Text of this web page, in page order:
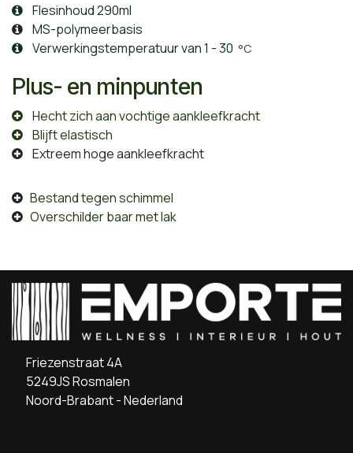
Flesinhoud 290ml
MS-polymeerbasis
Verwerkingstemperatuur van 1 - 30 °C
Plus- en minpunten
Hecht zich aan vochtige aankleefkracht
Blijft elastisch
Extreem hoge aankleefkracht
Bestand tegen schimmel
Overschilder baar met lak
Friezenstraat 4A
5249JS Rosmalen
Noord-Brabant - Nederland